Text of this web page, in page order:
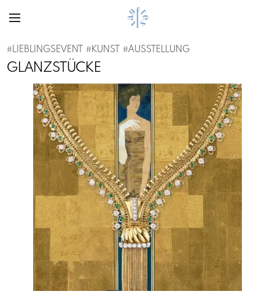
#LIEBLINGSEVENT #KUNST #AUSSTELLUNG
GLANZSTÜCKE
Previous Next